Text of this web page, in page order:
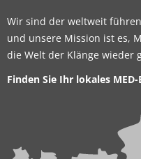
Wir sind der weltweit
und unsere Mission ist es,
die Welt der Klänge wieder
Finden Sie Ihr lokales